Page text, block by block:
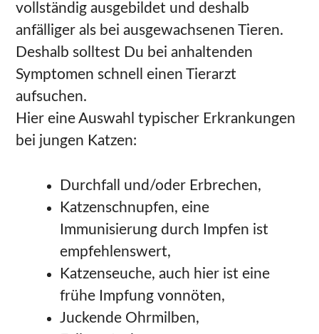
vollständig ausgebildet und deshalb
anfälliger als bei ausgewachsenen Tieren.
Deshalb solltest Du bei anhaltenden
Symptomen schnell einen Tierarzt
aufsuchen.
Hier eine Auswahl typischer Erkrankungen
bei jungen Katzen:
Durchfall und/oder Erbrechen,
Katzenschnupfen, eine
Immunisierung durch Impfen ist
empfehlenswert,
Katzenseuche, auch hier ist eine
frühe Impfung vonnöten,
Juckende Ohrmilben,